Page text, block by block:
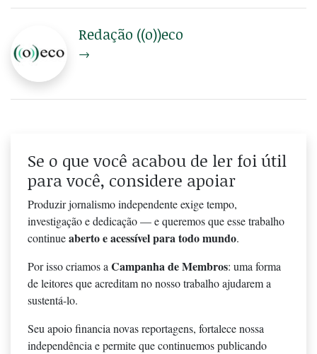
Redação ((o))eco
→
Se o que você acabou de ler foi útil
para você, considere apoiar
Produzir jornalismo independente exige tempo,
investigação e dedicação — e queremos que esse trabalho
continueaberto e acessível para todo mundo.
Por isso criamos aCampanha de Membros: uma forma
de leitores que acreditam no nosso trabalho ajudarem a
sustentá-lo.
Seu apoio financia novas reportagens, fortalece nossa
independência e permite que continuemos publicando